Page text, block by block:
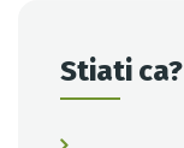
Stiati ca?